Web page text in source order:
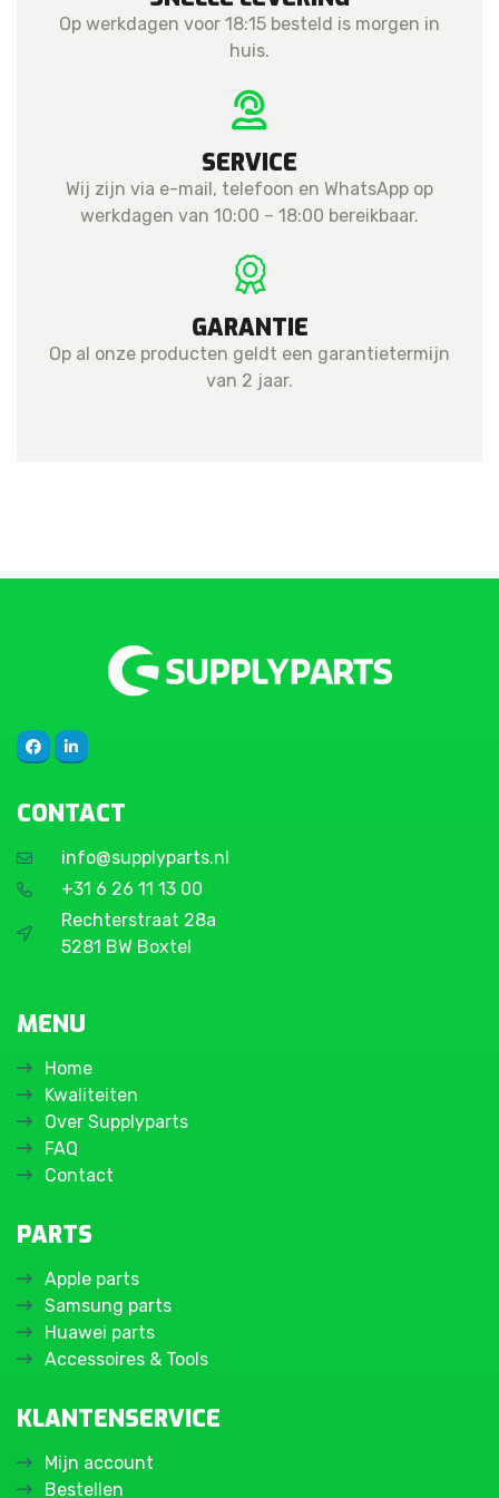
Op werkdagen voor 18:15 besteld is morgen in
huis.
SERVICE
Wij zijn via e-mail, telefoon en WhatsApp op
werkdagen van 10:00 – 18:00 bereikbaar.
GARANTIE
Op al onze producten geldt een garantietermijn
van 2 jaar.
CONTACT
info@supplyparts.nl
+31 6 26 11 13 00
Rechterstraat 28a
5281 BW Boxtel
MENU
Home
Kwaliteiten
Over Supplyparts
FAQ
Contact
PARTS
Apple parts
Samsung parts
Huawei parts
Accessoires & Tools
KLANTENSERVICE
Mijn account
Bestellen